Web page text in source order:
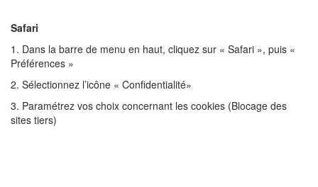
Safari
1. Dans la barre de menu en haut, cliquez sur « Safari », puis «
Préférences »
2. Sélectionnez l’icône « Confidentialité»
3. Paramétrez vos choix concernant les cookies (Blocage des
sites tiers)